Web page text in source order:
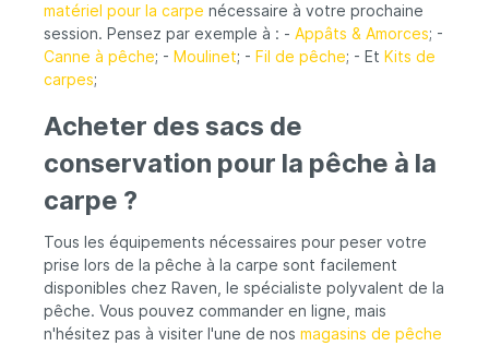
matériel pour la carpe nécessaire à votre prochaine
session. Pensez par exemple à : - Appâts & Amorces; -
Canne à pêche; - Moulinet; - Fil de pêche; - Et Kits de
carpes;
Acheter des sacs de
conservation pour la pêche à la
carpe ?
Tous les équipements nécessaires pour peser votre
prise lors de la pêche à la carpe sont facilement
disponibles chez Raven, le spécialiste polyvalent de la
pêche. Vous pouvez commander en ligne, mais
n'hésitez pas à visiter l'une de nos magasins de pêche